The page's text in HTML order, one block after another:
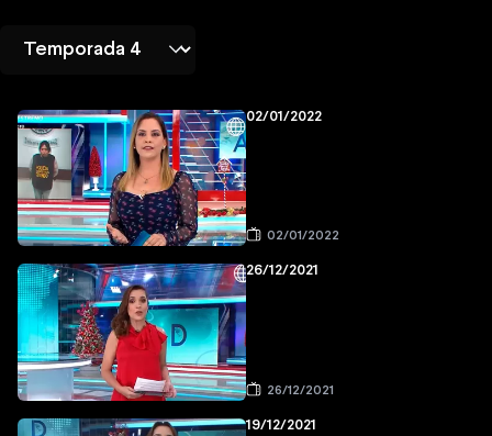
02/01/2022
02/01/2022
26/12/2021
26/12/2021
19/12/2021